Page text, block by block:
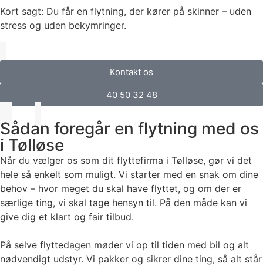
Kort sagt: Du får en flytning, der kører på skinner – uden
stress og uden bekymringer.
Kontakt os
40 50 32 48
Sådan foregår en flytning med os
i Tølløse
Når du vælger os som dit flyttefirma i Tølløse, gør vi det
hele så enkelt som muligt. Vi starter med en snak om dine
behov – hvor meget du skal have flyttet, og om der er
særlige ting, vi skal tage hensyn til. På den måde kan vi
give dig et klart og fair tilbud.
På selve flyttedagen møder vi op til tiden med bil og alt
nødvendigt udstyr. Vi pakker og sikrer dine ting, så alt står